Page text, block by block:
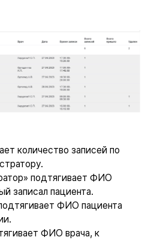
количество записей по
подтягивает ФИО
записал пациента.
ФИО пациента
ФИО врача, к